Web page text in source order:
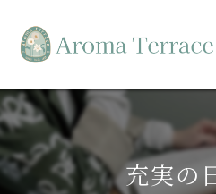
充実の